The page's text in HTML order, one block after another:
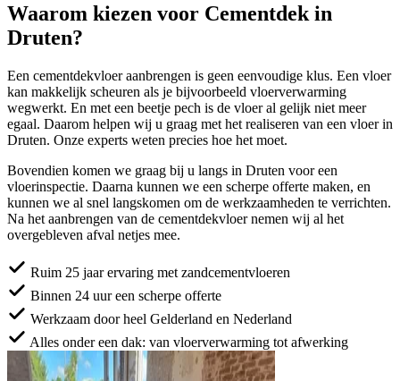
Waarom kiezen voor Cementdek in
Druten?
Een cementdekvloer aanbrengen is geen eenvoudige klus. Een vloer
kan makkelijk scheuren als je bijvoorbeeld vloerverwarming
wegwerkt. En met een beetje pech is de vloer al gelijk niet meer
egaal. Daarom helpen wij u graag met het realiseren van een vloer in
Druten. Onze experts weten precies hoe het moet.
Bovendien komen we graag bij u langs in Druten voor een
vloerinspectie. Daarna kunnen we een scherpe offerte maken, en
kunnen we al snel langskomen om de werkzaamheden te verrichten.
Na het aanbrengen van de cementdekvloer nemen wij al het
overgebleven afval netjes mee.
Ruim 25 jaar ervaring met zandcementvloeren
Binnen 24 uur een scherpe offerte
Werkzaam door heel Gelderland en Nederland
Alles onder een dak: van vloerverwarming tot afwerking